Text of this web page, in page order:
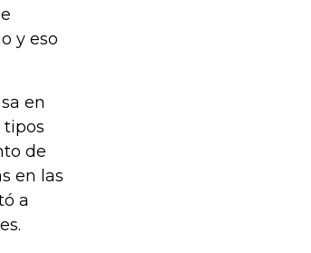
y eso
en
tipos
de
en las
a